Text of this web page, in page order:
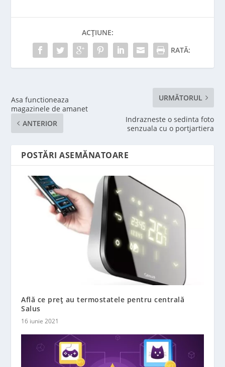
ACȚIUNE:
RATĂ:
Asa functioneaza
magazinele de amanet
ANTERIOR
URMĂTORUL
Indrazneste o sedinta foto
senzuala cu o portjartiera
POSTĂRI ASEMĂNATOARE
Află ce preț au termostatele pentru centrală
Salus
16 iunie 2021